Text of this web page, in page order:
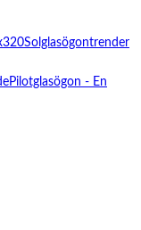
Solglasögontrender
Pilotglasögon - En